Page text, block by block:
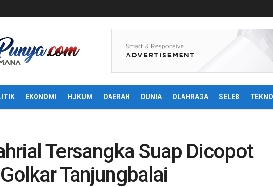
EKONOMI HUKUM DAERAH DUNIA OLAHRAGA SELEB TEKNO
Tersangka Suap Dicopot
Tanjungbalai